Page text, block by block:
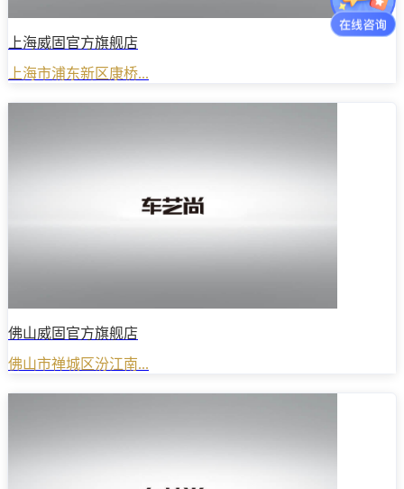
上海威固官方旗舰店
上海市浦东新区康桥...
佛山威固官方旗舰店
佛山市禅城区汾江南...